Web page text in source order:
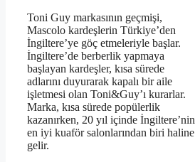
Toni Guy markasının geçmişi,
Mascolo kardeşlerin Türkiye’den
İngiltere’ye göç etmeleriyle başlar.
İngiltere’de berberlik yapmaya
başlayan kardeşler, kısa sürede
adlarını duyurarak kapalı bir aile
işletmesi olan Toni&Guy’ı kurarlar.
Marka, kısa sürede popülerlik
kazanırken, 20 yıl içinde İngiltere’nin
en iyi kuaför salonlarından biri haline
gelir.